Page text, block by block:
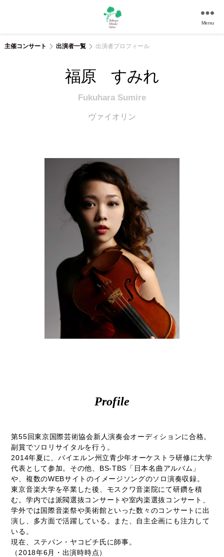
谷
サ
ン
渋
歩
3
分
の
和
モ
ダ
ン
な
楽
サ
ロ
ン
Menu
主催コンサート 出演者一覧 出演者プロフィール
福原 すみれ
Fukuhara Sumire
ヴァイオリン
Profile
第55回東京国際芸術協会新人演奏会オーディションに合格。
副賞でソロリサイタルを行う。
2014年夏に、バイエルン州立青少年オーケストラ研修に大学
代表として参加。その他、BS-TBS「日本名曲アルバム」
や、複数のWEBサイトのイメージソングのソロ演奏収録。
東京音楽大学を卒業した後、モスクワ音楽院にて研鑽を積
む。学内では派閥選抜コンサートや室内楽選抜コンサート、
学外では国際音楽祭や美術館といった数々のコンサートに出
演し、多方面で活躍している。また、自主企画にも注力して
いる。
現在、ステパン・ヤコビチ氏に師事。
（2018年6月・出演時時点）